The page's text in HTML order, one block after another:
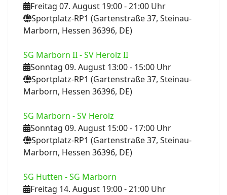
Freitag 07. August 19:00- 21:00 Uhr
Sportplatz-RP1 (Gartenstraße 37, Steinau-
Marborn, Hessen 36396, DE)
SG Marborn II - SV Herolz II
Sonntag 09. August 13:00- 15:00 Uhr
Sportplatz-RP1 (Gartenstraße 37, Steinau-
Marborn, Hessen 36396, DE)
SG Marborn - SV Herolz
Sonntag 09. August 15:00- 17:00 Uhr
Sportplatz-RP1 (Gartenstraße 37, Steinau-
Marborn, Hessen 36396, DE)
SG Hutten - SG Marborn
Freitag 14. August 19:00- 21:00 Uhr